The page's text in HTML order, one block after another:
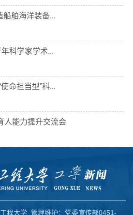
船舶海洋装备...
年科学家学术...
命担当型”科...
人能力提升交流会
程大学 管理维护：党委宣传部0451-